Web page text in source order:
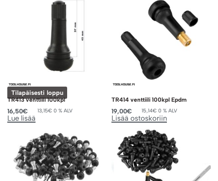
Tilapäisesti loppu
TR413 venttiili 100kpl
16,50€ 13,15€ 0 % ALV
Lue lisää
TR414 venttiili 100kpl Epdm
19,00€ 15,14€ 0 % ALV
Lisää ostoskoriin